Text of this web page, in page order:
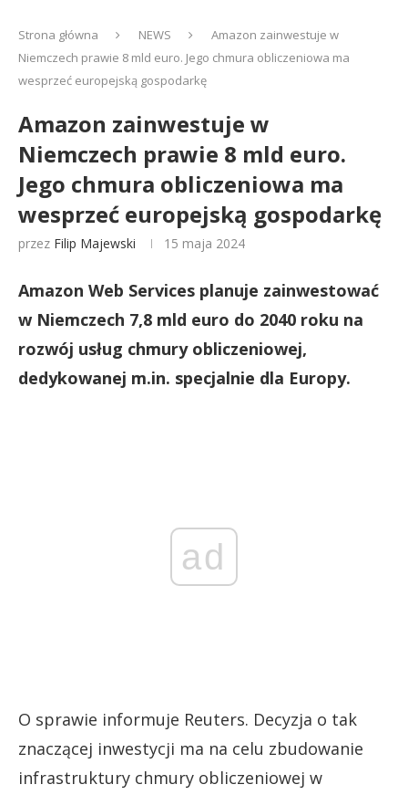
Strona główna NEWS
Amazon zainwestuje w
Niemczech prawie 8 mld euro. Jego chmura obliczeniowa ma
wesprzeć europejską gospodarkę
Amazon zainwestuje w
Niemczech prawie 8 mld euro.
Jego chmura obliczeniowa ma
wesprzeć europejską gospodarkę
przez Filip Majewski 15 maja 2024
Amazon Web Services planuje zainwestować
w Niemczech 7,8 mld euro do 2040 roku na
rozwój usług chmury obliczeniowej,
dedykowanej m.in. specjalnie dla Europy.
ad
O sprawie informuje Reuters. Decyzja o tak
znaczącej inwestycji ma na celu zbudowanie
infrastruktury chmury obliczeniowej w